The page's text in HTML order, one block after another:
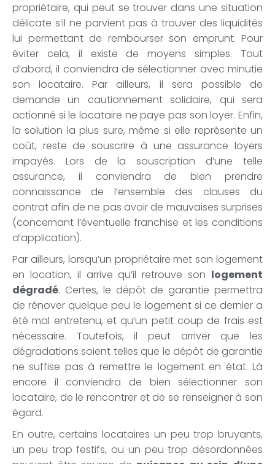
propriétaire, qui peut se trouver dans une situation
délicate s’il ne parvient pas à trouver des liquidités
lui permettant de rembourser son emprunt. Pour
éviter cela, il existe de moyens simples. Tout
d’abord, il conviendra de sélectionner avec minutie
son locataire. Par ailleurs, il sera possible de
demande un cautionnement solidaire, qui sera
actionné si le locataire ne paye pas son loyer. Enfin,
la solution la plus sure, même si elle représente un
coût, reste de souscrire à une assurance loyers
impayés. Lors de la souscription d’une telle
assurance, il conviendra de bien prendre
connaissance de l’ensemble des clauses du
contrat afin de ne pas avoir de mauvaises surprises
(concernant l’éventuelle franchise et les conditions
d’application).
Par ailleurs, lorsqu’un propriétaire met son logement
en location, il arrive qu’il retrouve son logement
dégradé. Certes, le dépôt de garantie permettra
de rénover quelque peu le logement si ce dernier a
été mal entretenu, et qu’un petit coup de frais est
nécessaire. Toutefois, il peut arriver que les
dégradations soient telles que le dépôt de garantie
ne suffise pas à remettre le logement en état. Là
encore il conviendra de bien sélectionner son
locataire, de le rencontrer et de se renseigner à son
égard.
En outre, certains locataires un peu trop bruyants,
un peu trop festifs, ou un peu trop désordonnées